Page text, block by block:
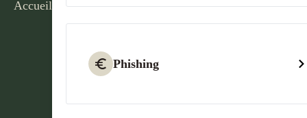
Accueil
Phishing